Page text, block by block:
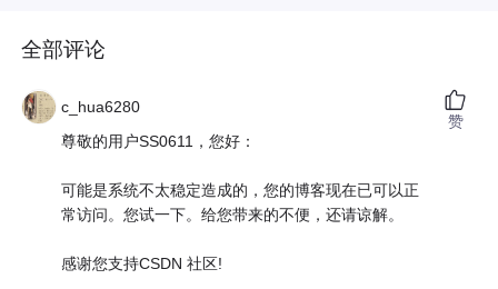
全部评论
c_hua6280
尊敬的用户SS0611，您好：
可能是系统不太稳定造成的，您的博客现在已可以正
常访问。您试一下。给您带来的不便，还请谅解。
感谢您支持CSDN 社区!
赞